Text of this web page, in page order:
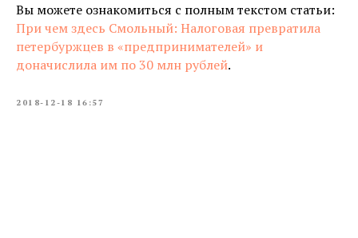
Вы можете ознакомиться с полным текстом статьи:
При чем здесь Смольный: Налоговая превратила
петербуржцев в «предпринимателей» и
доначислила им по 30 млн рублей.
2018-12-18 16:57